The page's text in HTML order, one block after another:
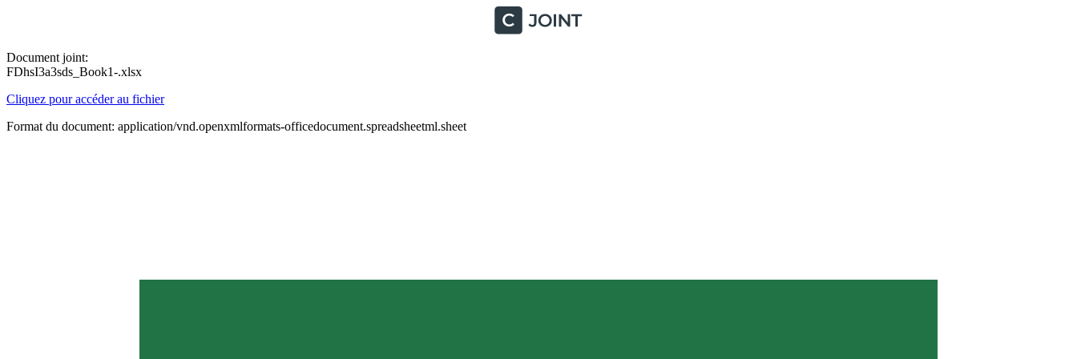
Document joint:
FDhsI3a3sds_Book1-.xlsx
Cliquez pour accéder au fichier
Format du document: application/vnd.openxmlformats-officedocument.spreadsheetml.sheet